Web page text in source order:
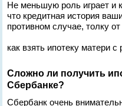
Не меньшую роль играет и
что кредитная история
противном случае, толку
как взять ипотеку матери с
Сложно ли получить
Сбербанке?
Сбербанк очень